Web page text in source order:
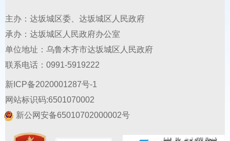
主办：达坂城区委、达坂城区人民政府
承办：达坂城区人民政府办公室
单位地址：乌鲁木齐市达坂城区人民政府
联系电话：0991-5919222
新ICP备2020001287号-1
网站标识码:6501070002
新公网安备65010702000002号